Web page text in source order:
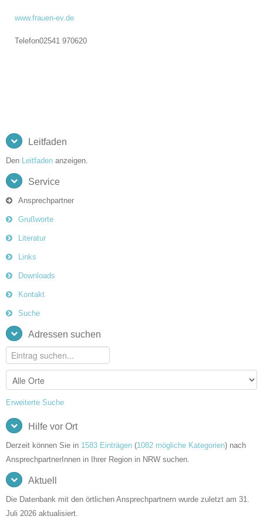
www.frauen-ev.de
Telefon02541 970620
Leitfaden
Den Leitfaden anzeigen.
Service
Ansprechpartner
Grußworte
Literatur
Links
Downloads
Kontakt
Suche
Adressen suchen
Erweiterte Suche
Hilfe vor Ort
Derzeit können Sie in 1583 Einträgen (1082 mögliche Kategorien) nach
AnsprechpartnerInnen in Ihrer Region in NRW suchen.
Aktuell
Die Datenbank mit den örtlichen Ansprechpartnern wurde zuletzt am 31.
Juli 2026 aktualisiert.